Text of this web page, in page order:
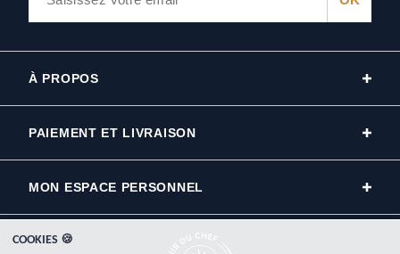
À PROPOS
PAIEMENT ET LIVRAISON
MON ESPACE PERSONNEL
COOKIES 🍪